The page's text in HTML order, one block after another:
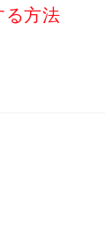
る方法